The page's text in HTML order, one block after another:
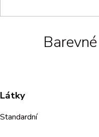
Látky
Standardní